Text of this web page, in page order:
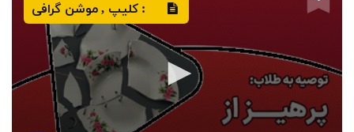
: کلیپ , موشن گرافی